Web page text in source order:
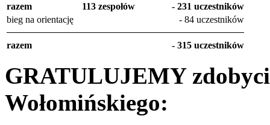
razem 113 zespołów
- 231 uczestników
bieg na orientację
- 84 uczestników
razem - 315 uczestników
GRATULUJEMY
Wołomińskiego: